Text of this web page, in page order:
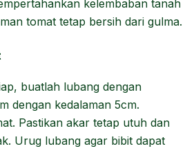
kelembaban tanah
tomat tetap bersih dari gulma.
buatlah lubang dengan
dengan kedalaman 5cm.
Pastikan akar tetap utuh dan
Urug lubang agar bibit dapat